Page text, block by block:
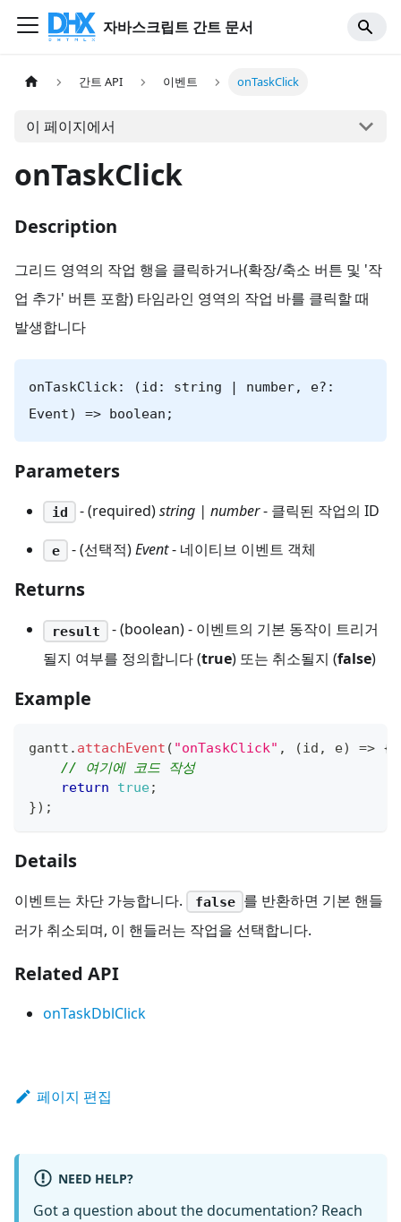
자바스크립트 간트 문서
간트 API 이벤트 onTaskClick
이 페이지에서
onTaskClick
Description
그리드 영역의 작업 행을 클릭하거나(확장/축소 버튼 및 '작
업 추가' 버튼 포함) 타임라인 영역의 작업 바를 클릭할 때
발생합니다
onTaskClick: (id: string | number, e?:
Event) => boolean;
Parameters
id - (required)string | number- 클릭된 작업의 ID
e - (선택적)Event- 네이티브 이벤트 객체
Returns
result
- (boolean) - 이벤트의 기본 동작이 트리거
될지 여부를 정의합니다 (true) 또는 취소될지 (false)
Example
gantt . attachEvent ( "onTaskClick" , (id , e) => {
// 여기에 코드 작성
return
true;
}) ;
Details
이벤트는 차단 가능합니다. false 를 반환하면 기본 핸들
러가 취소되며, 이 핸들러는 작업을 선택합니다.
Related API
onTaskDblClick
페이지 편집
NEED HELP?
Got a question about the documentation? Reach